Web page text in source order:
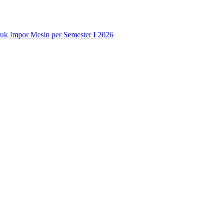
Impor Mesin per Semester I 2026